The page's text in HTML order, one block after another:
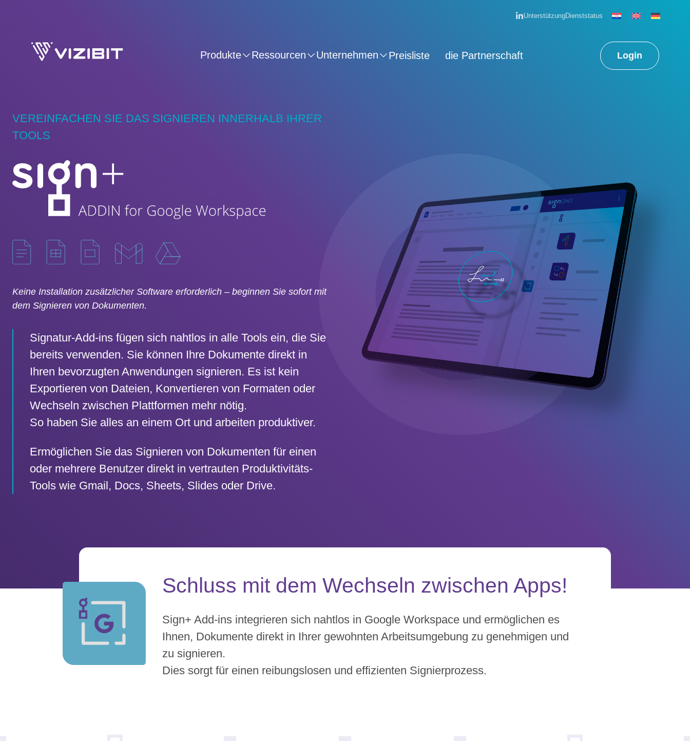
UnterstützungDienststatus
Produkte Ressourcen Unternehmen Preisliste die Partnerschaft Login
VEREINFACHEN SIE DAS SIGNIEREN INNERHALB IHRER
TOOLS
Keine Installation zusätzlicher Software erforderlich – beginnen Sie sofort mit
dem Signieren von Dokumenten.
Signatur-Add-ins fügen sich nahtlos in alle Tools ein, die Sie
bereits verwenden. Sie können Ihre Dokumente direkt in
Ihren bevorzugten Anwendungen signieren. Es ist kein
Exportieren von Dateien, Konvertieren von Formaten oder
Wechseln zwischen Plattformen mehr nötig.
So haben Sie alles an einem Ort und arbeiten produktiver.
Ermöglichen Sie das Signieren von Dokumenten für einen
oder mehrere Benutzer direkt in vertrauten Produktivitäts-
Tools wie Gmail, Docs, Sheets, Slides oder Drive.
Schluss mit dem Wechseln zwischen Apps!
Sign+ Add-ins integrieren sich nahtlos in Google Workspace und ermöglichen es
Ihnen, Dokumente direkt in Ihrer gewohnten Arbeitsumgebung zu genehmigen und
zu signieren.
Dies sorgt für einen reibungslosen und effizienten Signierprozess.